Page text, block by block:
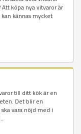
köpa nya vitvaror är
kännas mycket
till ditt kök är en
Det blir en
vara nöjd med i